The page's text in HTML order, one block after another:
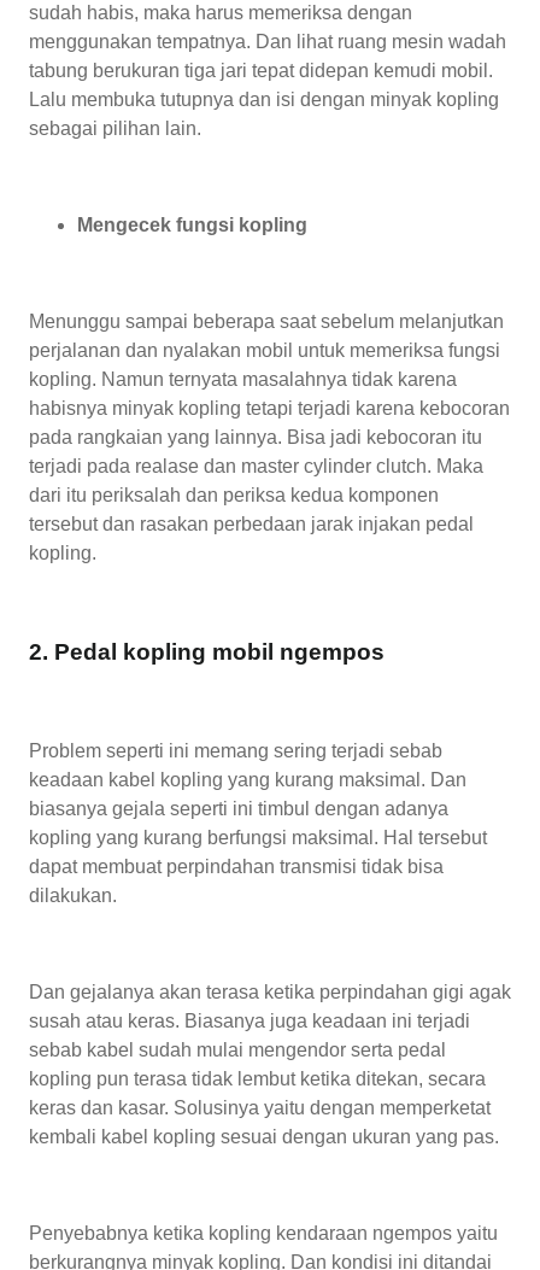
sudah habis, maka harus memeriksa dengan
menggunakan tempatnya. Dan lihat ruang mesin wadah
tabung berukuran tiga jari tepat didepan kemudi mobil.
Lalu membuka tutupnya dan isi dengan minyak kopling
sebagai pilihan lain.
Mengecek fungsi kopling
Menunggu sampai beberapa saat sebelum melanjutkan
perjalanan dan nyalakan mobil untuk memeriksa fungsi
kopling. Namun ternyata masalahnya tidak karena
habisnya minyak kopling tetapi terjadi karena kebocoran
pada rangkaian yang lainnya. Bisa jadi kebocoran itu
terjadi pada realase dan master cylinder clutch. Maka
dari itu periksalah dan periksa kedua komponen
tersebut dan rasakan perbedaan jarak injakan pedal
kopling.
2. Pedal kopling mobil ngempos
Problem seperti ini memang sering terjadi sebab
keadaan kabel kopling yang kurang maksimal. Dan
biasanya gejala seperti ini timbul dengan adanya
kopling yang kurang berfungsi maksimal. Hal tersebut
dapat membuat perpindahan transmisi tidak bisa
dilakukan.
Dan gejalanya akan terasa ketika perpindahan gigi agak
susah atau keras. Biasanya juga keadaan ini terjadi
sebab kabel sudah mulai mengendor serta pedal
kopling pun terasa tidak lembut ketika ditekan, secara
keras dan kasar. Solusinya yaitu dengan memperketat
kembali kabel kopling sesuai dengan ukuran yang pas.
Penyebabnya ketika kopling kendaraan ngempos yaitu
berkurangnya minyak kopling. Dan kondisi ini ditandai